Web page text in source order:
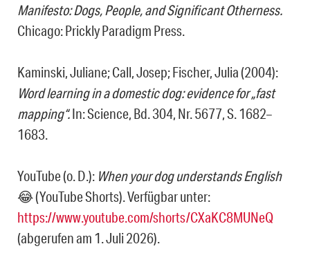
Manifesto: Dogs, People, and Significant Otherness.
Chicago: Prickly Paradigm Press.
Kaminski, Juliane; Call, Josep; Fischer, Julia (2004):
Word learning in a domestic dog: evidence for „fast
mapping“.In: Science, Bd. 304, Nr. 5677, S. 1682–
1683.
YouTube (o. D.): When your dog understands English
😂 (YouTube Shorts). Verfügbar unter:
https://www.youtube.com/shorts/CXaKC8MUNeQ
(abgerufen am 1. Juli 2026).